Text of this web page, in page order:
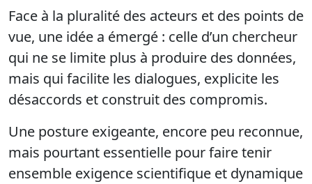
Face à la pluralité des acteurs et des points de
vue, une idée a émergé : celle d’un chercheur
qui ne se limite plus à produire des données,
mais qui facilite les dialogues, explicite les
désaccords et construit des compromis.
Une posture exigeante, encore peu reconnue,
mais pourtant essentielle pour faire tenir
ensemble exigence scientifique et dynamique